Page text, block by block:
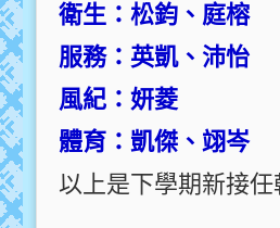
衛生：松鈞、庭榕
服務：英凱、沛怡
風紀：妍菱
體育：凱傑、翊岑
以上是下學期新接任